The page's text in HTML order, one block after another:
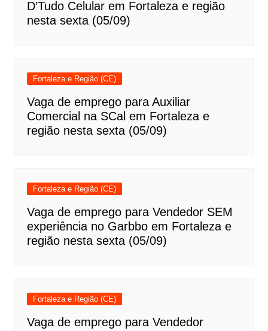
D’Tudo Celular em Fortaleza e região
nesta sexta (05/09)
Fortaleza e Região (CE)
Vaga de emprego para Auxiliar
Comercial na SCal em Fortaleza e
região nesta sexta (05/09)
Fortaleza e Região (CE)
Vaga de emprego para Vendedor SEM
experiência no Garbbo em Fortaleza e
região nesta sexta (05/09)
Fortaleza e Região (CE)
Vaga de emprego para Vendedor